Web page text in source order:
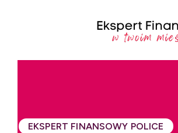
EKSPERT FINANSOWY POLICE